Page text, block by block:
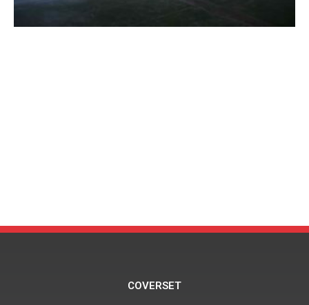
COVERSET